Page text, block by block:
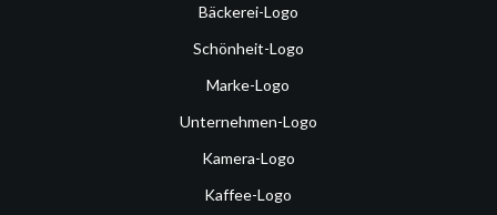
Bäckerei-Logo
Schönheit-Logo
Marke-Logo
Unternehmen-Logo
Kamera-Logo
Kaffee-Logo